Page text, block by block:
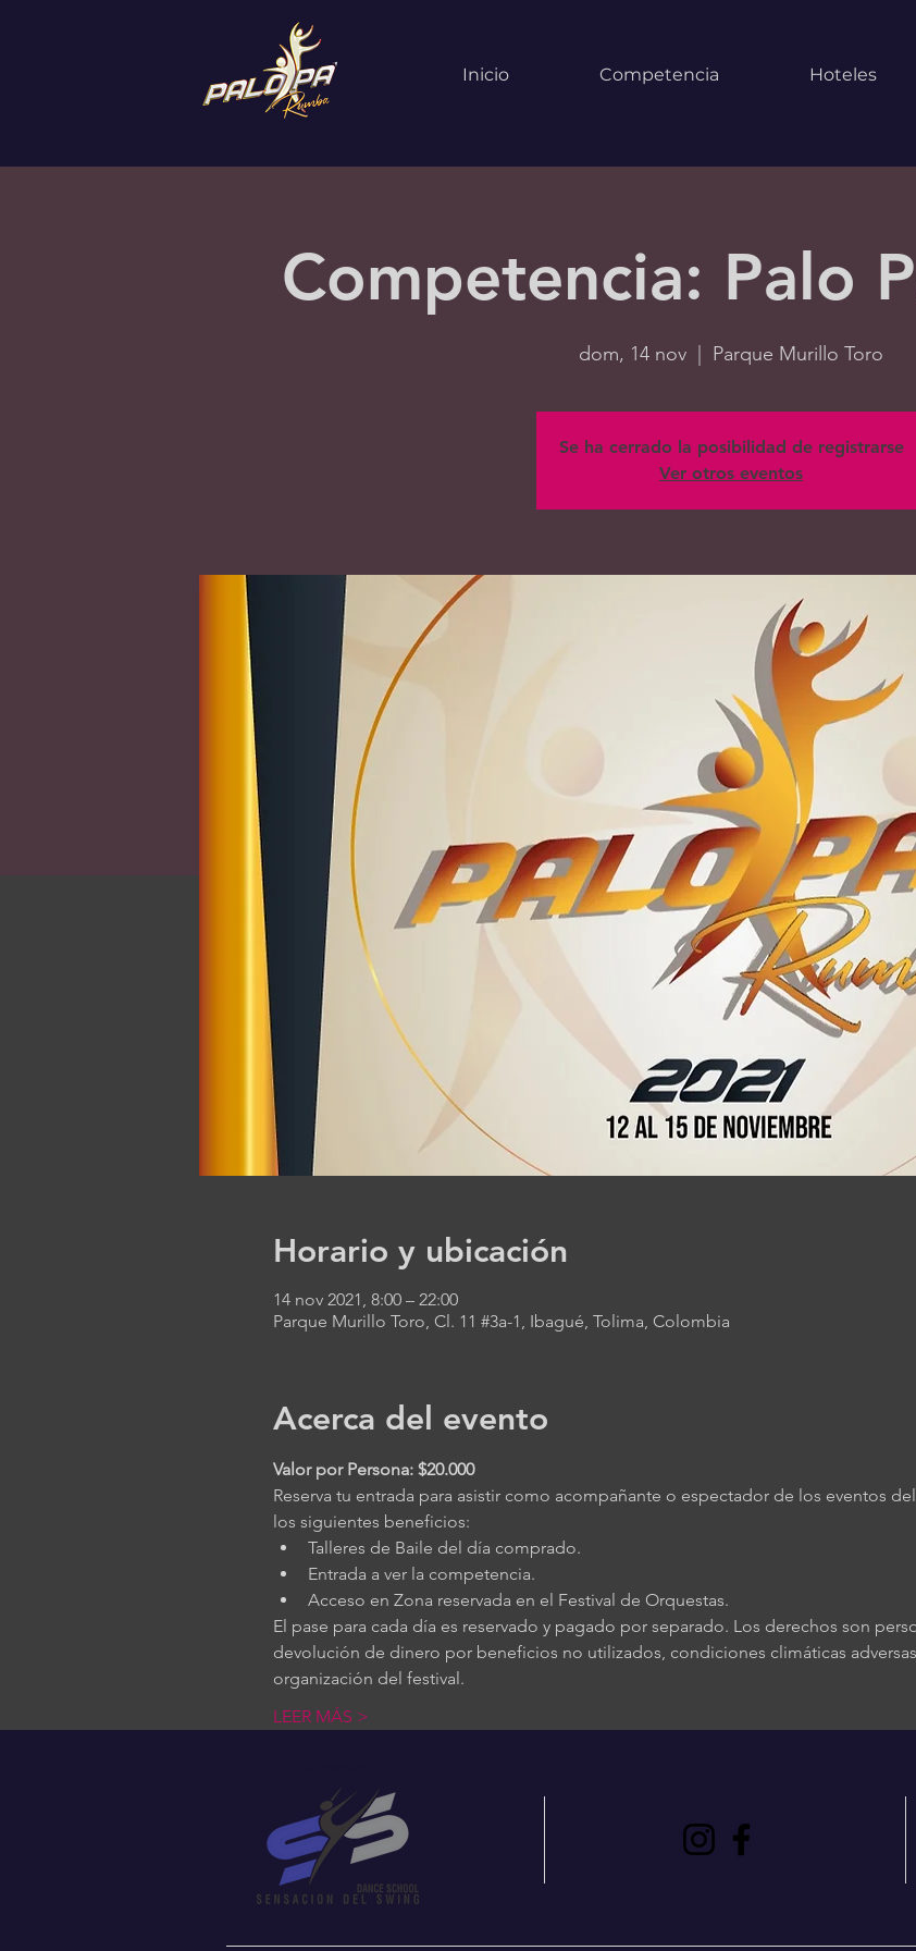
Inicio Competencia Hoteles
Competencia: Palo
dom, 14 nov Parque Murillo Toro
Se ha cerrado la posibilidad de registrarse
Ver otros eventos
Horario y ubicación
14 nov 2021, 8:00 – 22:00
Parque Murillo Toro, Cl. 11 #3a-1, Ibagué, Tolima, Colombia
Acerca del evento
Valor por Persona: $20.000
Reserva tu entrada para asistir como acompañante o espectador de los eventos
los siguientes beneficios:
Talleres de Baile del día comprado.
Entrada a ver la competencia.
Acceso en Zona reservada en el Festival de Orquestas.
El pase para cada día es reservado y pagado por separado. Los derechos son
devolución de dinero por beneficios no utilizados, condiciones climáticas
organización del festival.
LEER MÁS >